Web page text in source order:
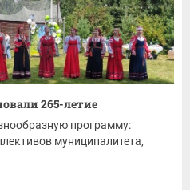
265-летие
программу:
муниципалитета,